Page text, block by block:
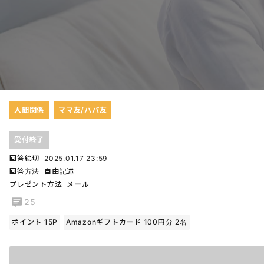
人間関係 ママ友/パパ友
受付終了
回答締切
2025.01.17 23:59
回答方法
自由記述
プレゼント方法
メール
25
ポイント 15P Amazonギフトカード 100円分 2名